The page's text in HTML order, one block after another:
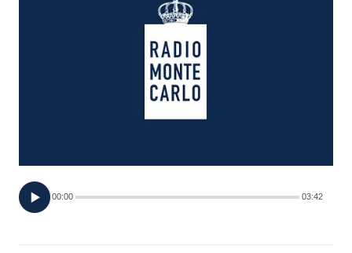
TV
PRINCIPATO
MONACO
00:00 03:42